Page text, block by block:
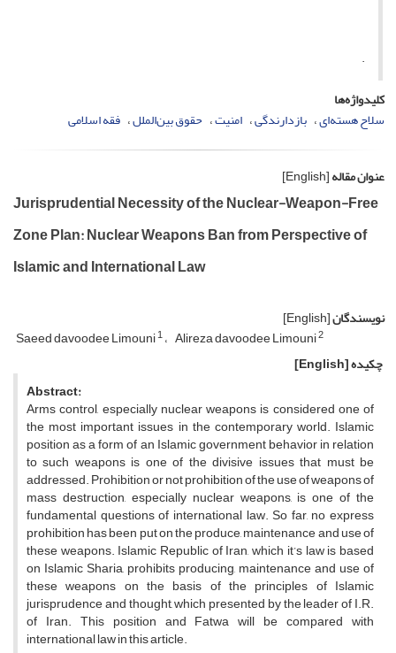
.
کلیدواژه‌ها
سلاح هسته‌ای بازدارندگی امنیت حقوق بین‌الملل فقه اسلامی
عنوان مقاله[English]
Jurisprudential Necessity of the Nuclear-Weapon-Free
Zone Plan: Nuclear Weapons Ban from Perspective of
Islamic and International Law
نویسندگان[English]
Saeed davoodee Limouni1 Alireza davoodee Limouni2
چکیده[English]
Abstract:
Arms control, especially nuclear weapons is considered one of
the most important issues in the contemporary world. Islamic
position as a form of an Islamic government behavior in relation
to such weapons is one of the divisive issues that must be
addressed. Prohibition or not prohibition of the use of weapons of
mass destruction, especially nuclear weapons, is one of the
fundamental questions of international law. So far, no express
prohibition has been put on the produce, maintenance and use of
these weapons. Islamic Republic of Iran, which it’s law is based
on Islamic Sharia, prohibits producing, maintenance and use of
these weapons on the basis of the principles of Islamic
jurisprudence and thought, which presented by the leader of I.R.
of Iran. This position and Fatwa will be compared with
international law in this article.